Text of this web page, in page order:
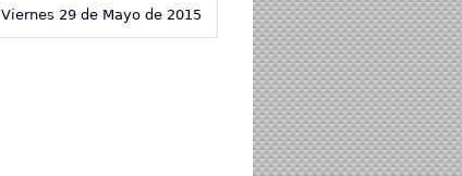
Viernes 29 de Mayo de 2015